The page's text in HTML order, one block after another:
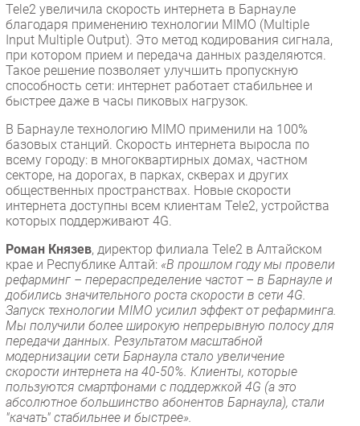
Регулирование
Финансы
Web
Безопасность
Инновации
CIO/Управление ИТ
Гаджеты
Здоровье
РАЗДЕЛЫ
Новости
Аналитика
Интервью
Мероприятия
Проекты
IT класс
Тестовый стенд
Каталог компаний
Tele2 увеличила скорость интернета в Барнауле
благодаря применению технологии MIMO (Multiple
Input Multiple Output). Это метод кодирования сигнала,
при котором прием и передача данных разделяются.
Такое решение позволяет улучшить пропускную
способность сети: интернет работает стабильнее и
быстрее даже в часы пиковых нагрузок.
В Барнауле технологию MIMO применили на 100%
базовых станций. Скорость интернета выросла по
всему городу: в многоквартирных домах, частном
секторе, на дорогах, в парках, скверах и других
общественных пространствах. Новые скорости
интернета доступны всем клиентам Tele2, устройства
которых поддерживают 4G.
Роман Князев, директор филиала Tele2 в Алтайском
крае и Республике Алтай: «В прошлом году мы провели
рефарминг – перераспределение частот – в Барнауле и
добились значительного роста скорости в сети 4G.
Запуск технологии MIMO усилил эффект от рефарминга.
Мы получили более широкую непрерывную полосу для
передачи данных. Результатом масштабной
модернизации сети Барнаула стало увеличение
скорости интернета на 40-50%. Клиенты, которые
пользуются смартфонами с поддержкой 4G (а это
абсолютное большинство абонентов Барнаула), стали
"качать" стабильнее и быстрее».